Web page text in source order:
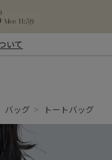
いて
バッグ トートバッグ